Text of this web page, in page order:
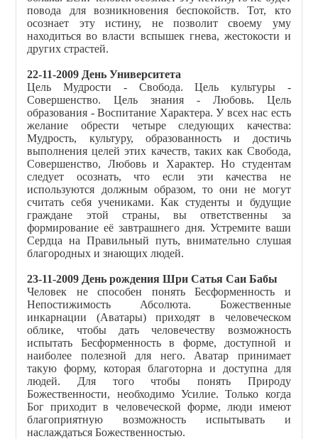
повода для возникновения беспокойств. Тот, кто
осознает эту истину, не позволит своему уму
находиться во власти вспышек гнева, жестокости и
других страстей.
22-11-2009 День Университета
Цель Мудрости - Свобода. Цель культуры -
Совершенство. Цель знания - Любовь. Цель
образования - Воспитание Характера. У всех нас есть
желание обрести четыре следующих качества:
Мудрость, культуру, образованность и достичь
выполнения целей этих качеств, таких как Свобода,
Совершенство, Любовь и Характер. Но студентам
следует осознать, что если эти качества не
используются должным образом, то они не могут
считать себя учениками. Как студенты и будущие
граждане этой страны, вы ответственны за
формирование её завтрашнего дня. Устремите ваши
Сердца на Правильный путь, внимательно слушая
благородных и знающих людей.
23-11-2009 День рождения Шри Сатья Саи Бабы
Человек не способен понять Бесформенность и
Непостижимость Абсолюта. Божественные
инкарнации (Аватары) приходят в человеческом
облике, чтобы дать человечеству возможность
испытать Бесформенность в форме, доступной и
наиболее полезной для него. Аватар принимает
такую форму, которая благоторна и доступна для
людей. Для того чтобы понять Природу
Божественности, необходимо Усилие. Только когда
Бог приходит в человеческой форме, люди имеют
благоприятную возможность испытывать и
наслаждаться Божественностью.